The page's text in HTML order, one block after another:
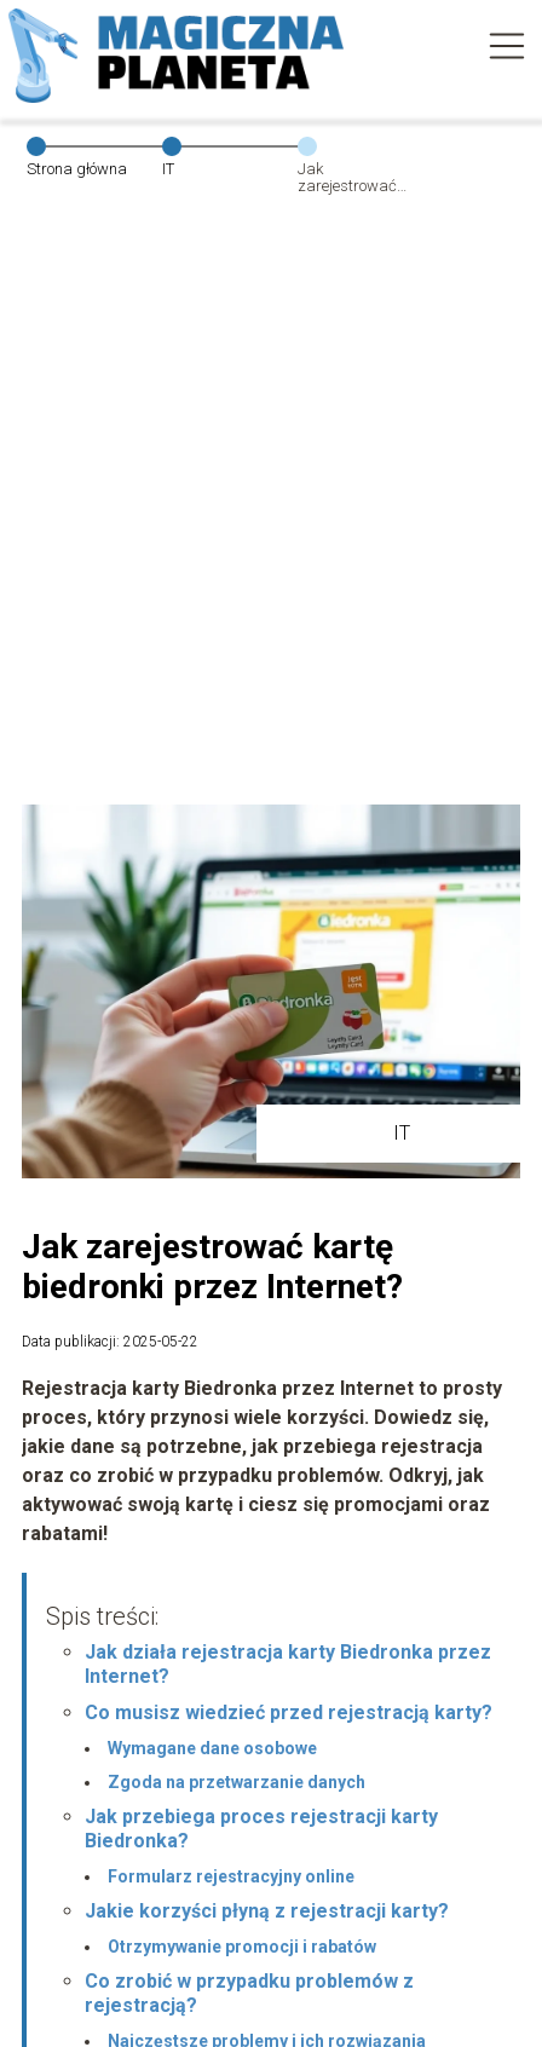
Strona główna IT
Jak
zarejestrować
IT
Jak zarejestrować kartę
biedronki przez Internet?
Data publikacji: 2025-05-22
Rejestracja karty Biedronka przez Internet to prosty
proces, który przynosi wiele korzyści. Dowiedz się,
jakie dane są potrzebne, jak przebiega rejestracja
oraz co zrobić w przypadku problemów. Odkryj, jak
aktywować swoją kartę i ciesz się promocjami oraz
rabatami!
Spis treści:
Jak działa rejestracja karty Biedronka przez
Internet?
Co musisz wiedzieć przed rejestracją karty?
Wymagane dane osobowe
Zgoda na przetwarzanie danych
Jak przebiega proces rejestracji karty
Biedronka?
Formularz rejestracyjny online
Jakie korzyści płyną z rejestracji karty?
Otrzymywanie promocji i rabatów
Co zrobić w przypadku problemów z
rejestracją?
Najczęstsze problemy i ich rozwiązania